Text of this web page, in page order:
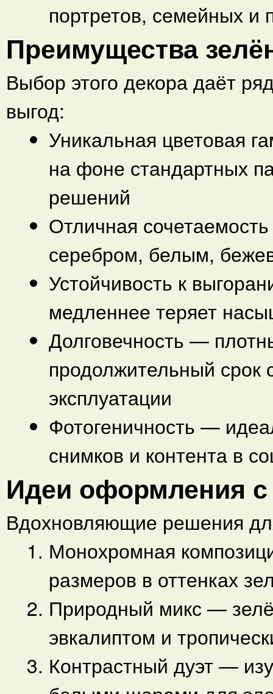
портретов, семейных и
Преимущества
Выбор этого декора даёт
выгод:
Уникальная цветовая
на фоне стандартных
решений
Отличная
серебром, белым,
Устойчивость к
медленнее теряет
Долговечность —
продолжительный
эксплуатации
Фотогеничность —
снимков и контента в
Идеи оформления
Вдохновляющие решения
Монохромная
размеров в оттенках
Природный микс —
эвкалиптом и
Контрастный дуэт —